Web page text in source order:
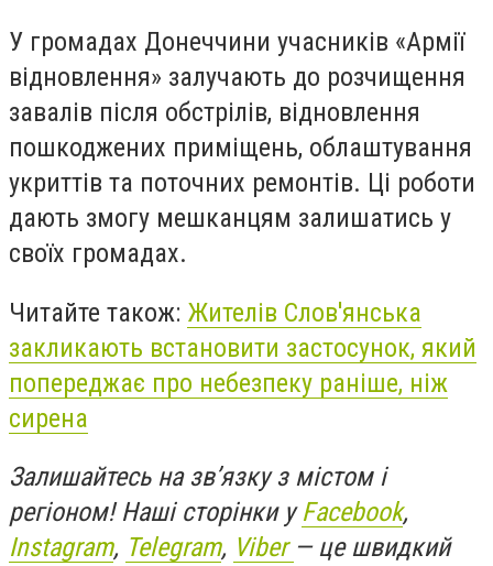
У громадах Донеччини учасників «Армії
відновлення» залучають до розчищення
завалів після обстрілів, відновлення
пошкоджених приміщень, облаштування
укриттів та поточних ремонтів. Ці роботи
дають змогу мешканцям залишатись у
своїх громадах.
Читайте також: Жителів Слов'янська
закликають встановити застосунок, який
попереджає про небезпеку раніше, ніж
сирена
Залишайтесь на зв’язку з містом і
регіоном!Наші сторінки уFacebook,
Instagram, Telegram, Viber — це швидкий